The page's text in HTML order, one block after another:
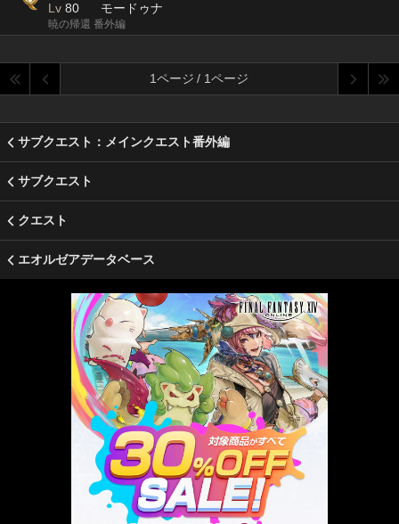
Lv 80 モードゥナ
暁の帰還 番外編
1ページ / 1ページ
サブクエスト：メインクエスト番外編
サブクエスト
クエスト
エオルゼアデータベース